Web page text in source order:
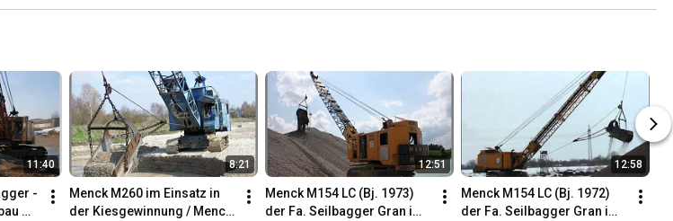
11:40
-
8:21
Menck M260 im Einsatz in
der Kiesgewinnung / Menck
12:51
Menck M154 LC (Bj. 1973)
der Fa. Seilbagger Gran im
12:58
Menck M154 LC (Bj. 1972)
der Fa. Seilbagger Gran im